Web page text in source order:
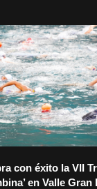
con éxito la VII
en Valle Gran